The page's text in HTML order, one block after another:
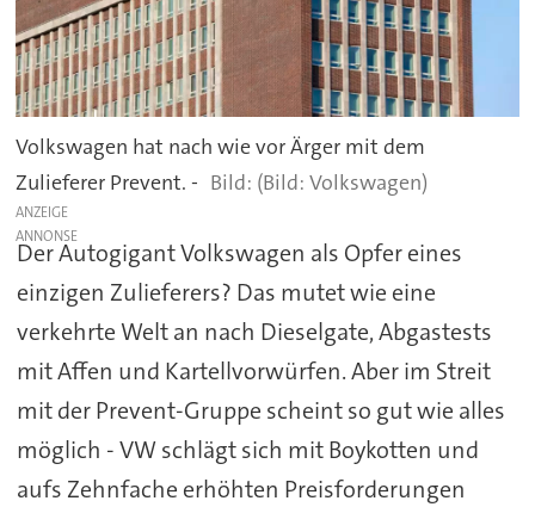
Volkswagen hat nach wie vor Ärger mit dem
Zulieferer Prevent. -
(Bild: Volkswagen)
ANZEIGE
Der Autogigant Volkswagen als Opfer eines
einzigen Zulieferers? Das mutet wie eine
verkehrte Welt an nach Dieselgate, Abgastests
mit Affen und Kartellvorwürfen. Aber im Streit
mit der Prevent-Gruppe scheint so gut wie alles
möglich - VW schlägt sich mit Boykotten und
aufs Zehnfache erhöhten Preisforderungen